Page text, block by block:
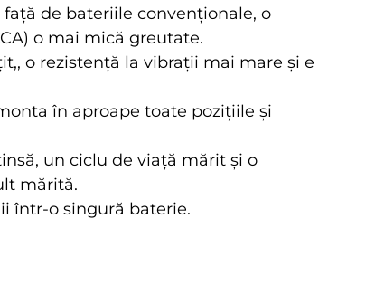
de bateriile convenționale, o
o mai mică greutate.
o rezistență la vibrații mai mare și e
în aproape toate pozițiile și
un ciclu de viață mărit și o
mărită.
într-o singură baterie.